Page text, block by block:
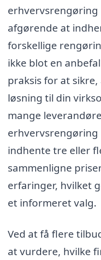
erhvervsrengøring
afgørende at
forskellige
ikke blot en
praksis for at
løsning til din
mange
erhvervsrengøring
indhente tre eller
sammenligne
erfaringer, hvilket
et informeret valg.
Ved at få flere
at vurdere, hvilke